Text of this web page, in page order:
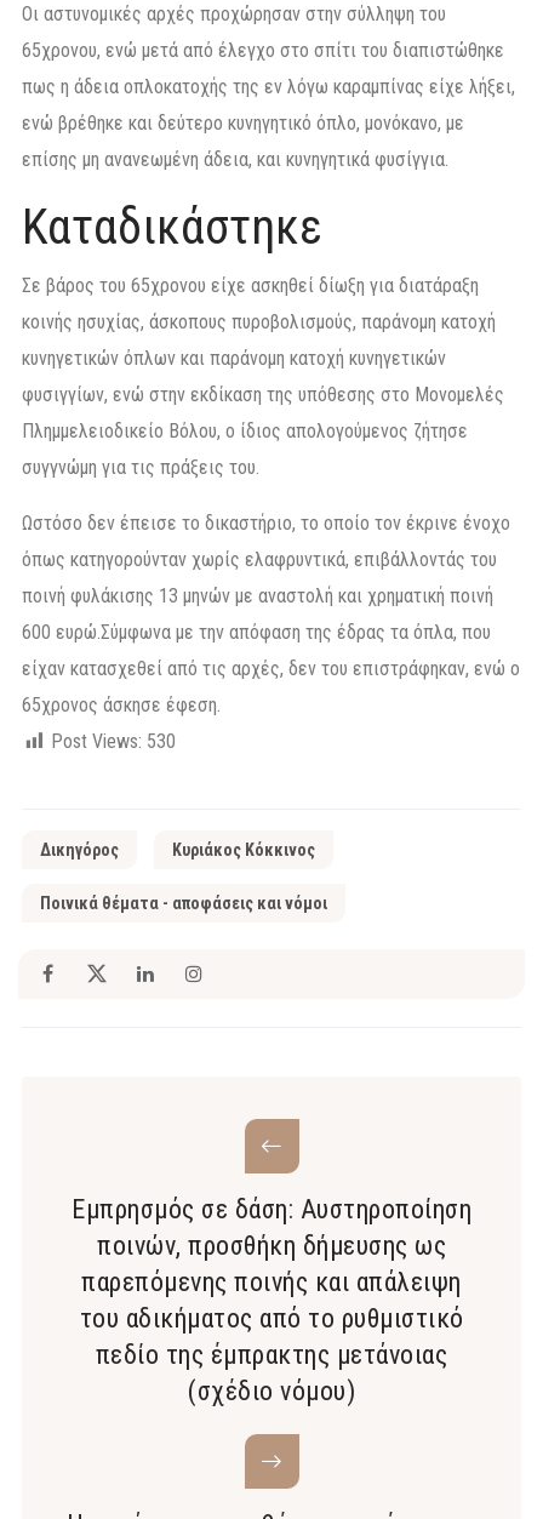
Οι αστυνομικές αρχές προχώρησαν στην σύλληψη του
65χρονου, ενώ μετά από έλεγχο στο σπίτι του διαπιστώθηκε
πως η άδεια οπλοκατοχής της εν λόγω καραμπίνας είχε λήξει,
ενώ βρέθηκε και δεύτερο κυνηγητικό όπλο, μονόκανο, με
επίσης μη ανανεωμένη άδεια, και κυνηγητικά φυσίγγια.
Καταδικάστηκε
Σε βάρος του 65χρονου είχε ασκηθεί δίωξη για διατάραξη
κοινής ησυχίας, άσκοπους πυροβολισμούς, παράνομη κατοχή
κυνηγετικών όπλων και παράνομη κατοχή κυνηγετικών
φυσιγγίων, ενώ στην εκδίκαση της υπόθεσης στο Μονομελές
Πλημμελειοδικείο Βόλου, ο ίδιος απολογούμενος ζήτησε
συγγνώμη για τις πράξεις του.
Ωστόσο δεν έπεισε το δικαστήριο, το οποίο τον έκρινε ένοχο
όπως κατηγορούνταν χωρίς ελαφρυντικά, επιβάλλοντάς του
ποινή φυλάκισης 13 μηνών με αναστολή και χρηματική ποινή
600 ευρώ.Σύμφωνα με την απόφαση της έδρας τα όπλα, που
είχαν κατασχεθεί από τις αρχές, δεν του επιστράφηκαν, ενώ ο
65χρονος άσκησε έφεση.
Post Views: 530
Δικηγόρος Κυριάκος Κόκκινος
Ποινικά θέματα - αποφάσεις και νόμοι
Εμπρησμός σε δάση: Αυστηροποίηση
ποινών, προσθήκη δήμευσης ως
παρεπόμενης ποινής και απάλειψη
του αδικήματος από το ρυθμιστικό
πεδίο της έμπρακτης μετάνοιας
(σχέδιο νόμου)